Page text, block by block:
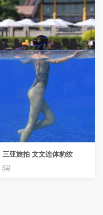
三亚旅拍 文文连体豹纹